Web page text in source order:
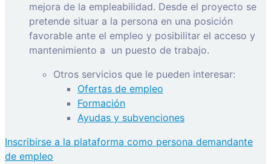
mejora de la empleabilidad. Desde el proyecto se
pretende situar a la persona en una posición
favorable ante el empleo y posibilitar el acceso y
mantenimiento a un puesto de trabajo.
Otros servicios que le pueden interesar:
Ofertas de empleo
Formación
Ayudas y subvenciones
Inscribirse a la plataforma como persona demandante
de empleo